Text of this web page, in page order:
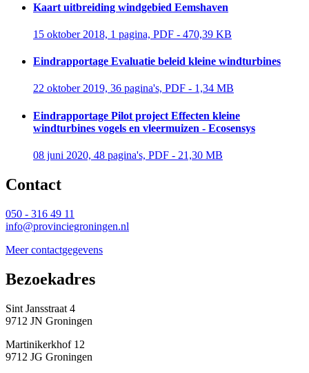
Kaart uitbreiding windgebied Eemshaven
15 oktober 2018, 1 pagina, PDF - 470,39 KB
Eindrapportage Evaluatie beleid kleine windturbines
22 oktober 2019, 36 pagina's, PDF - 1,34 MB
Eindrapportage Pilot project Effecten kleine
windturbines vogels en vleermuizen - Ecosensys
08 juni 2020, 48 pagina's, PDF - 21,30 MB
Contact
050 - 316 49 11
info@provinciegroningen.nl
Meer contactgegevens
Bezoekadres
Sint Jansstraat 4
9712 JN Groningen
Martinikerkhof 12
9712 JG Groningen